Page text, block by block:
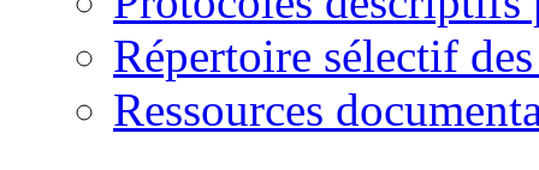
Répertoire sélectif
Ressources